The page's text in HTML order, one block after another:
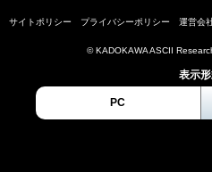
サイトポリシー プライバシーポリシー 運営会
© KADOKAWA ASCII
表示
PC